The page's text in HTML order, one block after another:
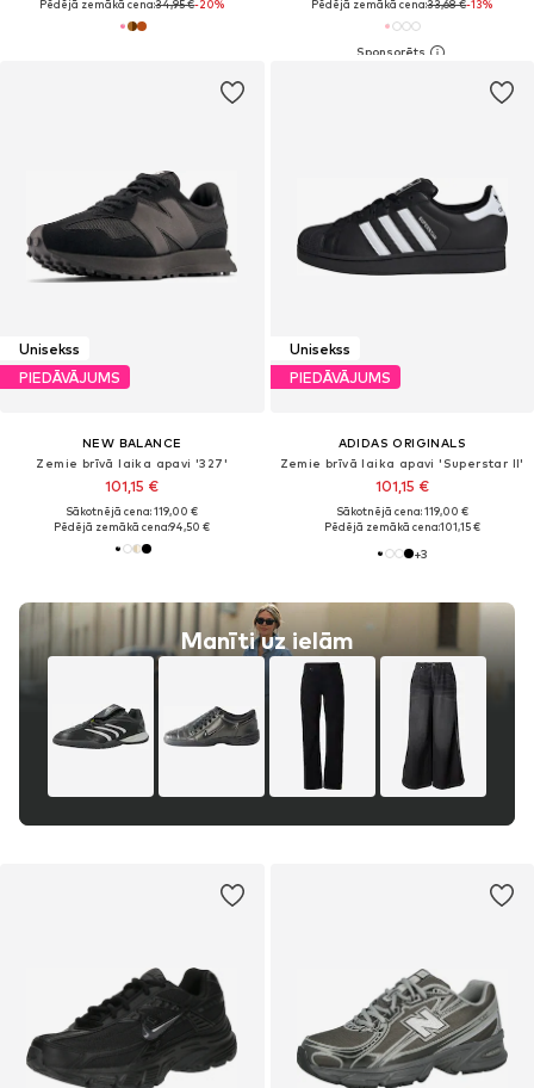
Pēdējā zemākā cena:34,95 €-20%
Pēdējā zemākā cena:33,68 €-13%
Unisekss
PIEDĀVĀJUMS
NEW BALANCE
Zemie brīvā laika apavi '327'
101,15 €
Sākotnējā cena: 119,00 €
Pēdējā zemākā cena:94,50 €
Manīti uz ielām
Unisekss
PIEDĀVĀJUMS
ADIDAS ORIGINALS
Zemie brīvā laika apavi 'Superstar II'
101,15 €
Sākotnējā cena: 119,00 €
Pēdējā zemākā cena:101,15 €
+3